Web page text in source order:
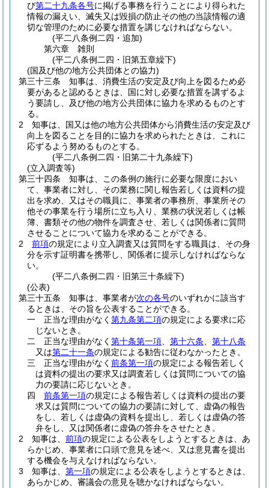
び第二十九条各号に掲げる事務を行うことにより得られた
情報の漏えい、滅失又は毀損の防止その他の当該情報の適
切な管理のために必要な措置を講じなければならない。
(平二八条例二四・追加)
第六章
雑則
(平二八条例二四・旧第五章繰下)
(国及び他の地方公共団体との協力)
第三十三条
知事は、消費生活の安定及び向上を図るため必
要があると認めるときは、国に対し必要な措置を講ずるよ
う要請し、及び他の地方公共団体に協力を求めるものとす
る。
2
知事は、国又は他の地方公共団体から消費生活の安定及び
向上を図ることを目的に協力を求められたときは、これに
応ずるよう努めるものとする。
(平二八条例二四・旧第二十九条繰下)
(立入調査等)
第三十四条
知事は、この条例の施行に必要な限度におい
て、事業者に対し、その業務に関し報告若しくは資料の提
出を求め、又はその職員に、事業者の事務所、事業所その
他その事業を行う場所に立ち入り、業務の状況若しくは帳
簿、書類その他の物件を調査させ、若しくは関係者に質問
させることについて協力を求めることができる。
2
前項の規定により立入調査又は質問をする職員は、その身
分を示す証明書を携帯し、関係者に提示しなければならな
い。
(平二八条例二四・旧第三十条繰下)
(公表)
第三十五条
知事は、事業者が次の各号のいずれかに該当す
るときは、その旨を公表することができる。
一
正当な理由がなく 第九条第二項の規定による要求に応
じないとき。
二
正当な理由がなく 第十条第一項 第十六条
第十八条
又は第二十一条の規定による勧告に従わなかったとき。
三
正当な理由がなく 前条第一項の規定による報告若しく
は資料の提出の要求又は調査若しくは質問についての協
力の要請に応じないとき。
四
前条第一項の規定による報告若しくは資料の提出の要
求又は質問についての協力の要請に対して、虚偽の報告
をし、若しくは虚偽の資料を提出し、若しくは虚偽の答
弁をし、又は関係者に虚偽の答弁をさせたとき。
2
知事は、 前項の規定による公表をしようとするときは、あ
らかじめ、事業者に口頭で意見を述べ、又は意見書を提出
する機会を与えなければならない。
3
知事は、 第一項の規定による公表をしようとするときは、
あらかじめ、審議会の意見を聴かなければならない。